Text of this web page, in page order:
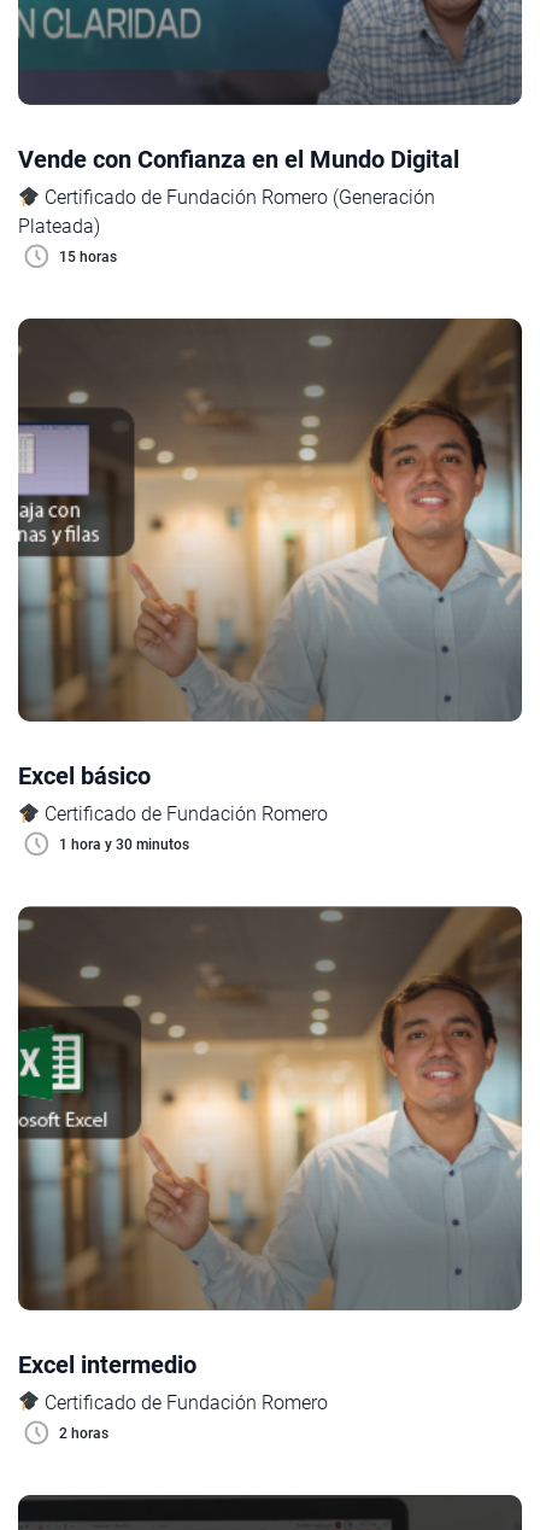
Vende con Confianza en el Mundo Digital
Certificado de Fundación Romero (Generación
Plateada)
15 horas
Excel básico
Certificado de Fundación Romero
1 hora y 30 minutos
Excel intermedio
Certificado de Fundación Romero
2 horas